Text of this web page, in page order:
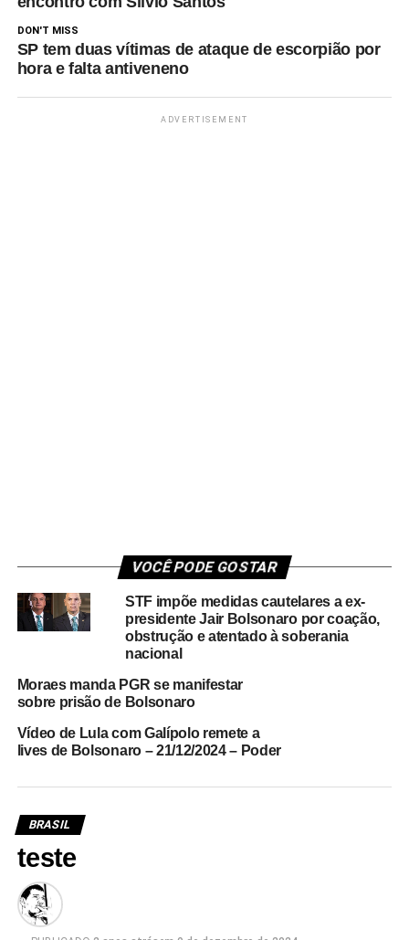
DON'T MISS
SP tem duas vítimas de ataque de escorpião por
hora e falta antiveneno
ADVERTISEMENT
VOCÊ PODE GOSTAR
STF impõe medidas cautelares a ex-
presidente Jair Bolsonaro por coação,
obstrução e atentado à soberania
nacional
Moraes manda PGR se manifestar
sobre prisão de Bolsonaro
Vídeo de Lula com Galípolo remete a
lives de Bolsonaro – 21/12/2024 – Poder
BRASIL
teste